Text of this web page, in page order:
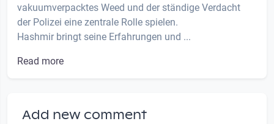
vakuumverpacktes Weed und der ständige Verdacht
der Polizei eine zentrale Rolle spielen.
Hashmir bringt seine Erfahrungen und ...
Read more
Add new comment